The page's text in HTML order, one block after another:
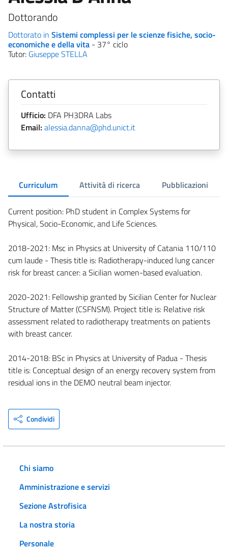
Dottorando
Dottorato in Sistemi complessi per le scienze fisiche, socio-
economiche e della vita - 37° ciclo
Tutor: Giuseppe STELLA
Contatti
Ufficio: DFA PH3DRA Labs
Email: alessia.danna@phd.unict.it
Curriculum Attività di ricerca Pubblicazioni
Current position: PhD student in Complex Systems for
Physical, Socio-Economic, and Life Sciences.
2018-2021: Msc in Physics at University of Catania 110/110
cum laude - Thesis title is: Radiotherapy-induced lung cancer
risk for breast cancer: a Sicilian women-based evaluation.
2020-2021: Fellowship granted by Sicilian Center for Nuclear
Structure of Matter (CSFNSM). Project title is: Relative risk
assessment related to radiotherapy treatments on patients
with breast cancer.
2014-2018: BSc in Physics at University of Padua - Thesis
title is: Conceptual design of an energy recovery system from
residual ions in the DEMO neutral beam injector.
Condividi
Chi siamo
Amministrazione e servizi
Sezione Astrofisica
La nostra storia
Personale